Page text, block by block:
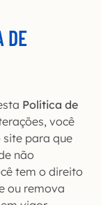
DE
Política de
você
site para que
não
tem o direito
ou remova